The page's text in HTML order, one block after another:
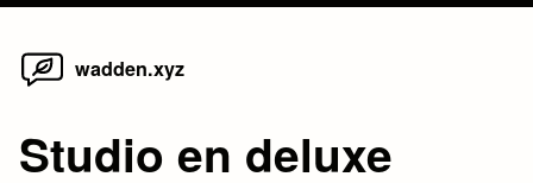
Skip
wadden.xyz
Studio en deluxe